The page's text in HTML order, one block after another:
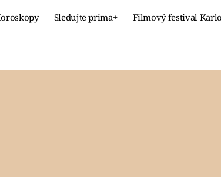
Sledujte prima+ Filmový festival